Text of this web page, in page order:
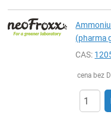
(pharma
CAS:
cena bez